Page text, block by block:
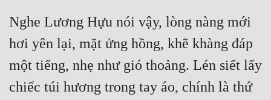
Nghe Lương Hựu nói vậy, lòng nàng mới
hơi yên lại, mặt ửng hồng, khẽ khàng đáp
một tiếng, nhẹ như gió thoảng. Lén siết lấy
chiếc túi hương trong tay áo, chính là thứ